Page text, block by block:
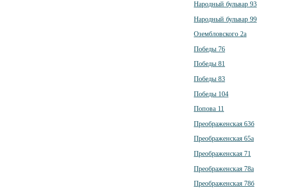
Народный бульвар 93
Народный бульвар 99
Озембловского 2а
Победы 76
Победы 81
Победы 83
Победы 104
Попова 11
Преображенская 63б
Преображенская 65а
Преображенская 71
Преображенская 78а
Преображенская 78б